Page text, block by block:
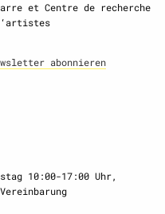
et Centre de recherche
abonnieren
10:00-17:00 Uhr,